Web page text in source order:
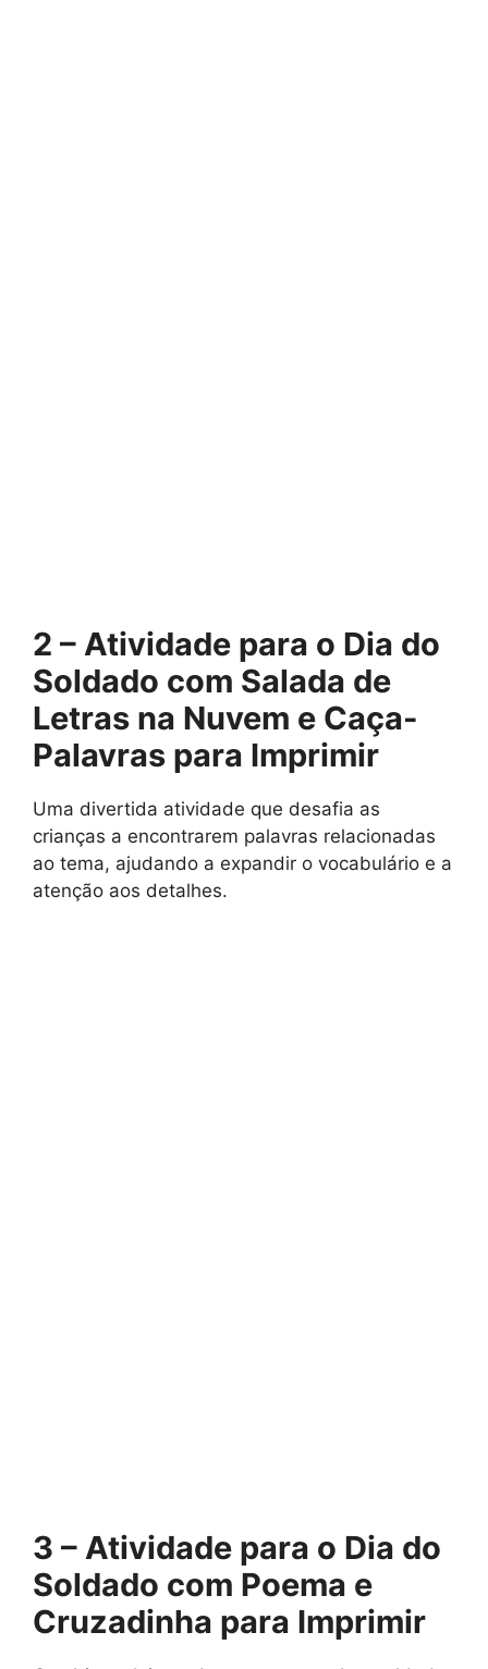
2 – Atividade para o Dia do
Soldado com Salada de
Letras na Nuvem e Caça-
Palavras para Imprimir
Uma divertida atividade que desafia as
crianças a encontrarem palavras relacionadas
ao tema, ajudando a expandir o vocabulário e a
atenção aos detalhes.
3 – Atividade para o Dia do
Soldado com Poema e
Cruzadinha para Imprimir